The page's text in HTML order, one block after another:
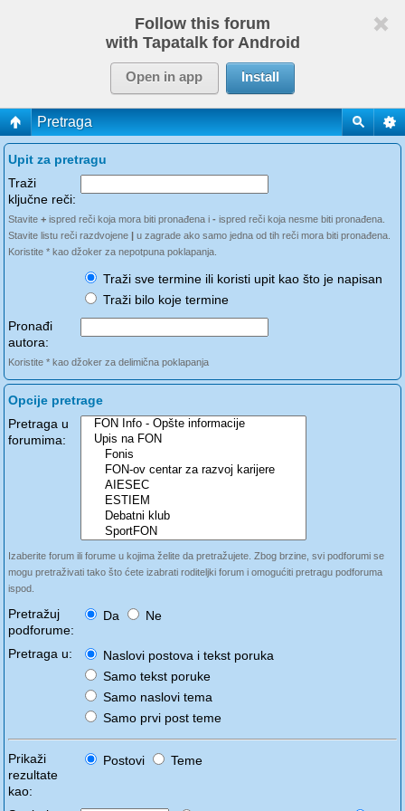
Follow this forum
with Tapatalk for Android
Open in app Install
Pretraga
Upit za pretragu
Traži
ključne reči:
Stavite + ispred reči koja mora biti pronađena i - ispred reči koja nesme biti pronađena.
Stavite listu reči razdvojene | u zagrade ako samo jedna od tih reči mora biti pronađena.
Koristite * kao džoker za nepotpuna poklapanja.
Traži sve termine ili koristi upit kao što je napisan
Traži bilo koje termine
Pronađi
autora:
Koristite * kao džoker za delimična poklapanja
Opcije pretrage
Pretraga u
forumima:
Izaberite forum ili forume u kojima želite da pretražujete. Zbog brzine, svi podforumi se
mogu pretraživati tako što ćete izabrati roditeljki forum i omogućiti pretragu podforuma
ispod.
Pretražuj
podforume:
Da Ne
Pretraga u:
Naslovi postova i tekst poruka
Samo tekst poruke
Samo naslovi tema
Samo prvi post teme
Prikaži
rezultate
kao:
Postovi Teme